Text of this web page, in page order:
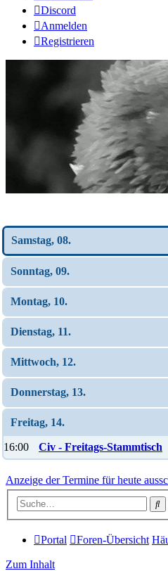
Discord
Anmelden
Registrieren
Samstag, 08.
Sonntag, 09.
Montag, 10.
Dienstag, 11.
Mittwoch, 12.
Donnerstag, 13.
Freitag, 14.
16:00 Civ - Freitags-Stammtisch
Anzeige der Termine für heute
Portal Foren-Übersicht
Zum Inhalt